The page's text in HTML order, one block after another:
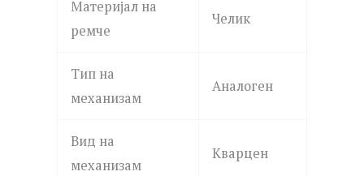
Материјал на
ремче
Челик
Тип на
механизам
Аналоген
Вид на
механизам
Кварцен